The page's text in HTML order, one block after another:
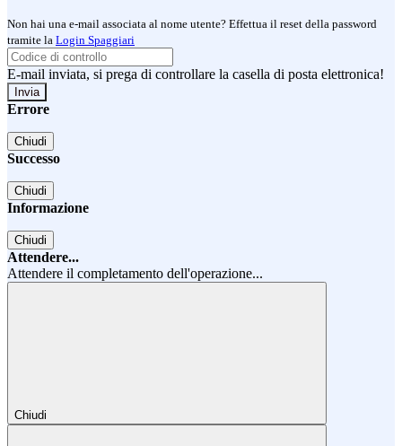
Non hai una e-mail associata al nome utente? Effettua il reset della password
tramite la Login Spaggiari
E-mail inviata, si prega di controllare la casella di posta elettronica!
Errore
Chiudi
Successo
Chiudi
Informazione
Chiudi
Attendere...
Attendere il completamento dell'operazione...
Chiudi